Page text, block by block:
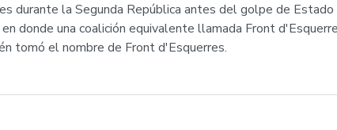
durante la Segunda República antes del golpe de Estado
donde una coalición equivalente llamada Front
tomó el nombre de Front d'Esquerres.